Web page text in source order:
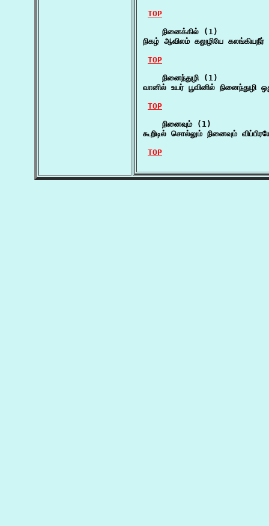
TOP
    நினைக்கில் (1)
நிகழ் ஆவிலம் கலுழியே
TOP
    நினைந்துழி (1)
வானில் உயர் பூவினில்
TOP
    நினைவும் (1)
கூறிடில் சொல்லும் நினைவும்
TOP